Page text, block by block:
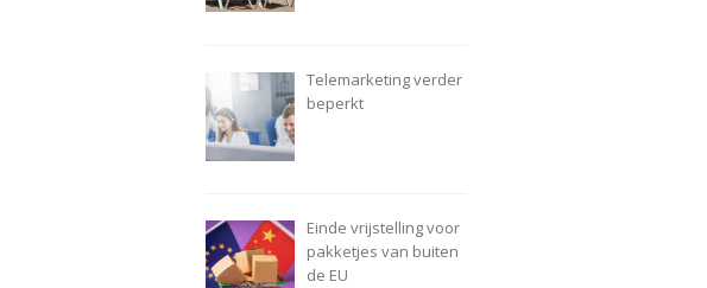
Telemarketing verder
beperkt
Einde vrijstelling voor
pakketjes van buiten
de EU